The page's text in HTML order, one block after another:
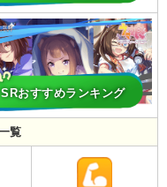
SRおすすめランキング
覧